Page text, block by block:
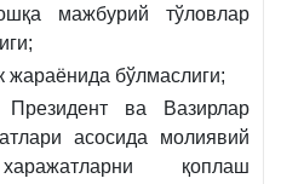
мажбурий тўловлар
жараёнида бўлмаслиги;
ва Вазирлар
асосида молиявий
қоплаш